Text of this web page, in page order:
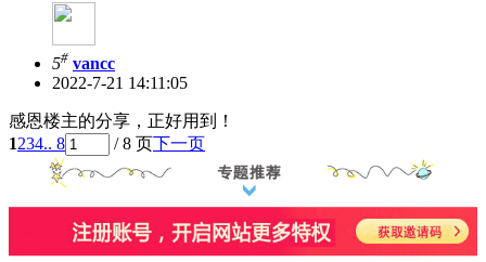
5# vancc
2022-7-21 14:11:05
感恩楼主的分享，正好用到！
1234.. 8 / 8 页下一页